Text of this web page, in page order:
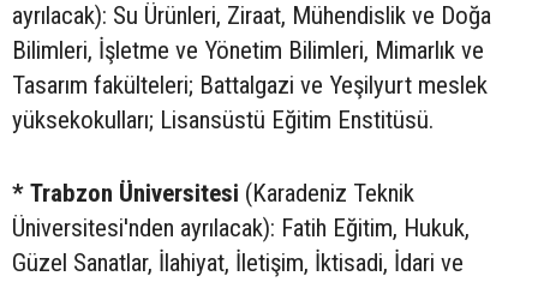
ayrılacak): Su Ürünleri, Ziraat, Mühendislik ve Doğa
Bilimleri, İşletme ve Yönetim Bilimleri, Mimarlık ve
Tasarım fakülteleri; Battalgazi ve Yeşilyurt meslek
yüksekokulları; Lisansüstü Eğitim Enstitüsü.
* Trabzon Üniversitesi (Karadeniz Teknik
Üniversitesi'nden ayrılacak): Fatih Eğitim, Hukuk,
Güzel Sanatlar, İlahiyat, İletişim, İktisadi, İdari ve